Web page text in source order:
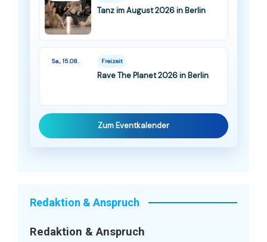
Tanz im August 2026 in Berlin
Sa., 15.08. Freizeit
Rave The Planet 2026 in Berlin
Zum Eventkalender
Redaktion & Anspruch
Redaktion & Anspruch